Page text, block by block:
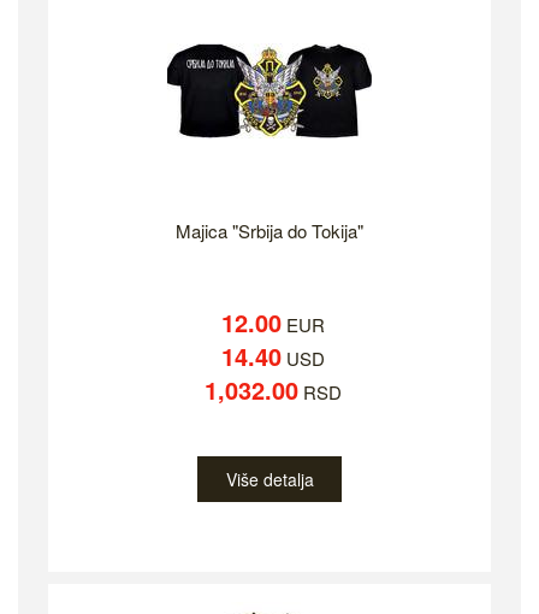
Majica "Srbija do Tokija"
12.00EUR
14.40USD
1,032.00RSD
Više detalja